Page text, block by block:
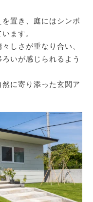
置き、庭にはシンボ
ます。
しさが重なり合い、
いが感じられるよう
に寄り添った玄関ア